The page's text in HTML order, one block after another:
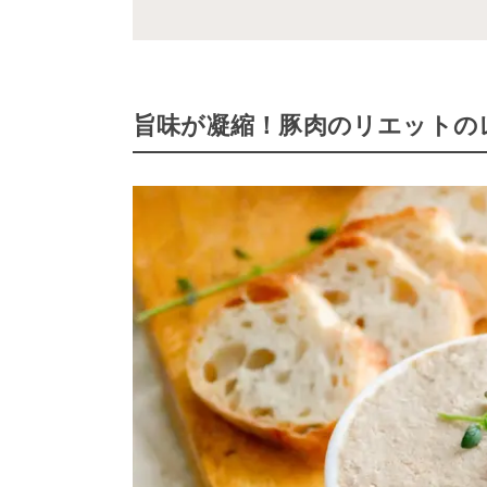
旨味が凝縮！豚肉のリエットの